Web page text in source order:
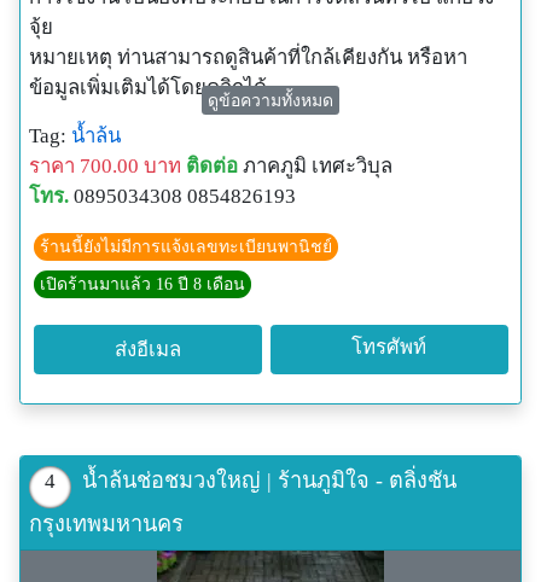
จุ้ย
หมายเหตุ ท่านสามารถดูสินค้าที่ใกล้เคียงกัน หรือหา
ข้อมูลเพิ่มเติมได้โดยคลิกได้
ที่นี่ www.pjgardens.com หรือ copy ไปวางที่ URL
ดูข้อความทั้งหมด
Tag: น้ำล้น
ราคา 700.00 บาท ติดต่อ ภาคภูมิ เทศะวิบุล
โทร. 0895034308 0854826193
ร้านนี้ยังไม่มีการแจ้งเลขทะเบียนพานิชย์
เปิดร้านมาแล้ว 16 ปี 8 เดือน
ส่งอีเมล โทรศัพท์
4
น้ำล้นช่อชมวงใหญ่ | ร้านภูมิใจ - ตลิ่งชัน
กรุงเทพมหานคร